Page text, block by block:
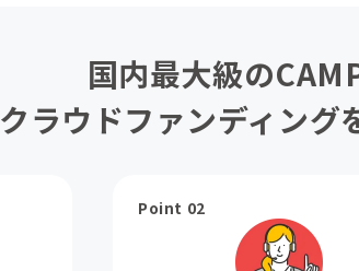
国内最大級の
クラウドファンディング
Point 02